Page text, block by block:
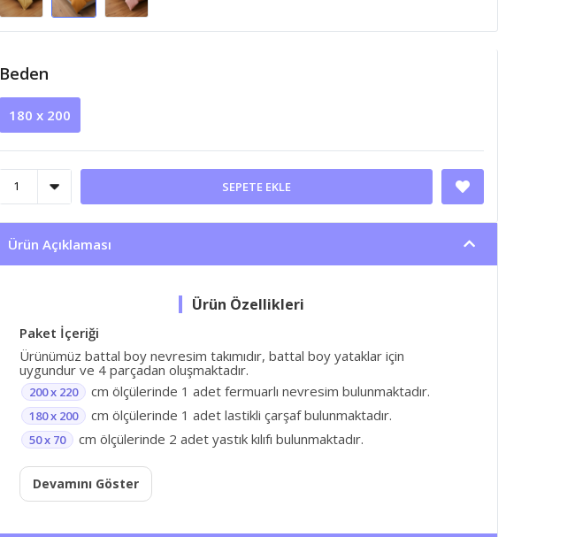
Beden
180 x 200
SEPETE EKLE
Ürün Açıklaması
Paket İçeriği
Ürünümüz battal boy nevresim takımıdır, battal boy yataklar için
uygundur ve 4 parçadan oluşmaktadır.
200 x 220 cm ölçülerinde 1 adet fermuarlı nevresim bulunmaktadır.
180 x 200 cm ölçülerinde 1 adet lastikli çarşaf bulunmaktadır.
50 x 70 cm ölçülerinde 2 adet yastık kılıfı bulunmaktadır.
Devamını Göster